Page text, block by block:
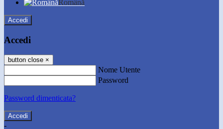
Română
Accedi
Accedi
button close ×
Nome Utente
Password
Password dimenticata?
-